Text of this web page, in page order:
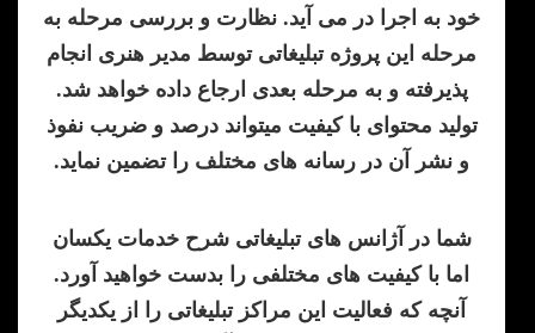
خود به اجرا در می آید. نظارت و بررسی مرحله به
مرحله این پروژه تبلیغاتی توسط مدیر هنری انجام
پذیرفته و به مرحله بعدی ارجاع داده خواهد شد.
تولید محتوای با کیفیت میتواند درصد و ضریب نفوذ
و نشر آن در رسانه های مختلف را تضمین نماید.
شما در آژانس های تبلیغاتی شرح خدمات یکسان
اما با کیفیت های مختلفی را بدست خواهید آورد.
آنچه که فعالیت این مراکز تبلیغاتی را از یکدیگر